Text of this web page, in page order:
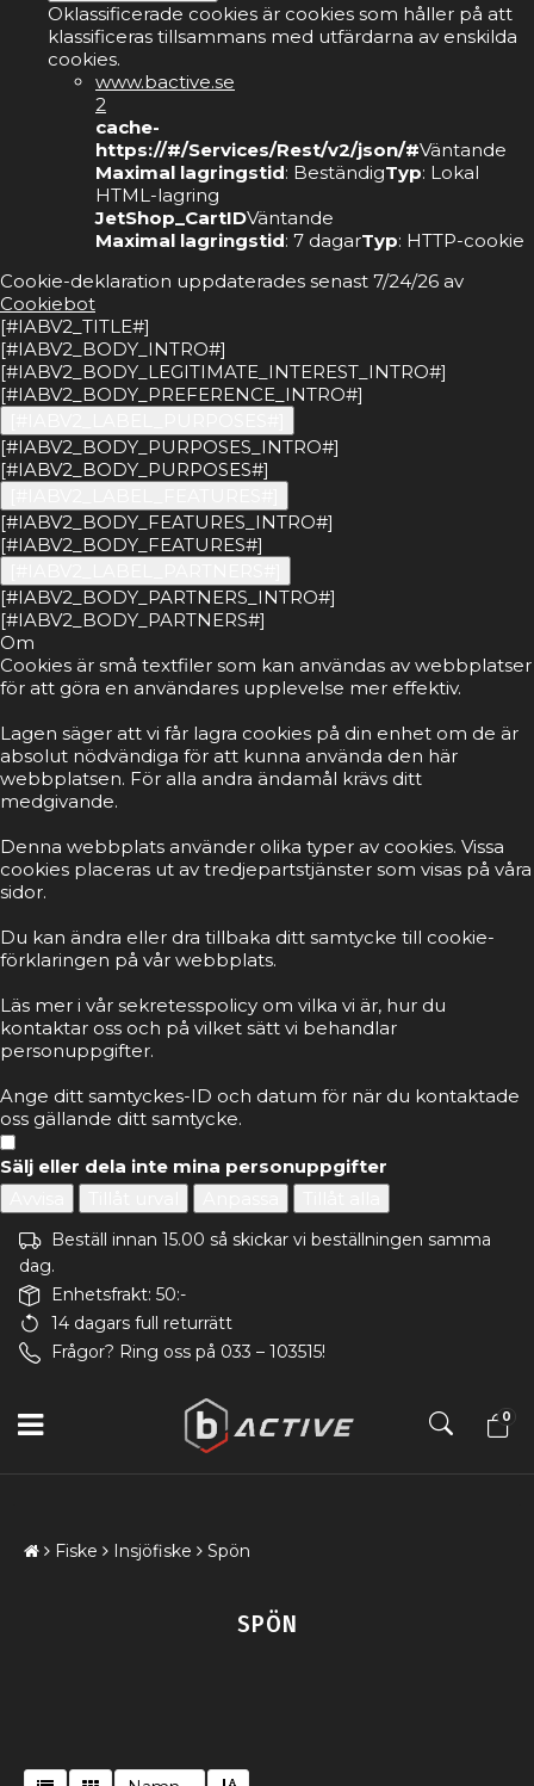
Oklassificerade cookies är cookies som håller på att
klassificeras tillsammans med utfärdarna av enskilda
cookies.
www.bactive.se
2
cache-
https://#/Services/Rest/v2/json/#Väntande
Maximal lagringstid: BeständigTyp: Lokal
HTML-lagring
JetShop_CartIDVäntande
Maximal lagringstid: 7 dagarTyp: HTTP-cookie
Cookie-deklaration uppdaterades senast 7/24/26 av
Cookiebot
[#IABV2_TITLE#]
[#IABV2_BODY_INTRO#]
[#IABV2_BODY_LEGITIMATE_INTEREST_INTRO#]
[#IABV2_BODY_PREFERENCE_INTRO#]
[#IABV2_BODY_PURPOSES_INTRO#]
[#IABV2_BODY_PURPOSES#]
[#IABV2_BODY_FEATURES_INTRO#]
[#IABV2_BODY_FEATURES#]
[#IABV2_BODY_PARTNERS_INTRO#]
[#IABV2_BODY_PARTNERS#]
Om
Cookies är små textfiler som kan användas av webbplatser
för att göra en användares upplevelse mer effektiv.
Lagen säger att vi får lagra cookies på din enhet om de är
absolut nödvändiga för att kunna använda den här
webbplatsen. För alla andra ändamål krävs ditt
medgivande.
Denna webbplats använder olika typer av cookies. Vissa
cookies placeras ut av tredjepartstjänster som visas på våra
sidor.
Du kan ändra eller dra tillbaka ditt samtycke till cookie-
förklaringen på vår webbplats.
Läs mer i vår sekretesspolicy om vilka vi är, hur du
kontaktar oss och på vilket sätt vi behandlar
personuppgifter.
Ange ditt samtyckes-ID och datum för när du kontaktade
oss gällande ditt samtycke.
Sälj eller dela inte mina personuppgifter
Beställ innan 15.00 så skickar vi beställningen samma
dag.
Enhetsfrakt: 50:-
14 dagars full returrätt
Frågor? Ring oss på 033 – 103515!
0
Fiske Insjöfiske Spön
SPÖN